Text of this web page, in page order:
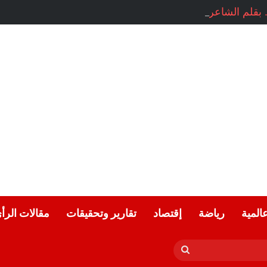
الشاعرة السورية: هيام الملوحي
رياضة إقتصاد تقارير وتحقيقات مقالات
بحث